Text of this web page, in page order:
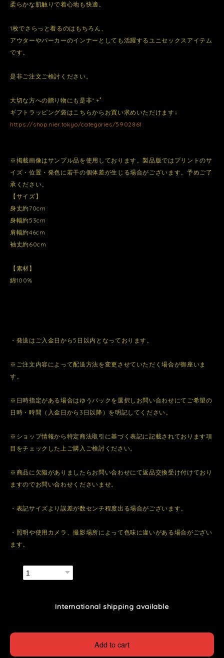
柔らかな肌触りで着心地も快適。
1枚でさらっと着るのはもちろん、
アウターやパーカーのインナーとしても活躍するユニセックスアイテム
です。
是非ご注文ご検討ください。
大切な方への贈り物にも是非*.+ﾟ
ギフトラッピング袋はこちらからお買い求めいただけます↓
https://shop.nier.tokyo/categories/5902861
※掲載画像はサンプル品を使用しております。製品版ではプリントのサ
イズ・位置・発色に若干の個体差が生じる場合がございます。予めご了
承ください。
【サイズ】
身丈約70cm
身幅約53cm
肩幅約46cm
袖丈約60cm
【素材】
綿100%
・発送はご入金日から5日以内となっております。
※ご注文内容によって配送方法を変更させていただく場合が御座いま
す。
※日時指定がある場合はゆうパックを選択しお問い合わせにてご希望の
日時・時間（入金日から3日以降）を明記してください。
※ショップ情報から特定商法取引に基づく表記に記載されております項
目をチェックした上ご購入ご検討ください。
※商品に欠陥がありましたらお問い合わせにて返品交換受け付けており
ますのでお問い合わせくださいませ。
・表記サイズより誤差が数センチ程度出る場合がございます。
・照明や使用カメラ、撮影場所によって色味に違いがある場合がござい
ます。
International shipping available
Add to cart